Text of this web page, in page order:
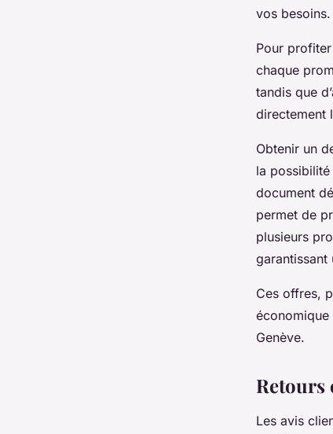
vos besoins.
Pour
chaque
tandis que
directement
Obtenir un
la
document
permet de
plusieurs
garantissant
Ces offres,
économique
Genève.
Retours
Les avis